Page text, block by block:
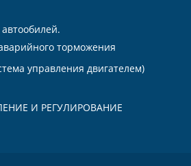
торможения
управления двигателем)
И РЕГУЛИРОВАНИЕ